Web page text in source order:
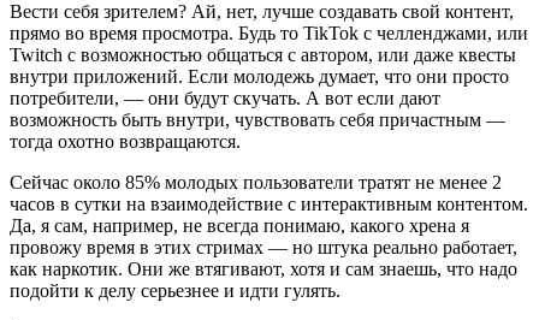
Вести себя зрителем? Ай, нет, лучше создавать свой контент,
прямо во время просмотра. Будь то TikTok с челленджами, или
Twitch с возможностью общаться с автором, или даже квесты
внутри приложений. Если молодежь думает, что они просто
потребители, — они будут скучать. А вот если дают
возможность быть внутри, чувствовать себя причастным —
тогда охотно возвращаются.
Сейчас около 85% молодых пользователи тратят не менее 2
часов в сутки на взаимодействие с интерактивным контентом.
Да, я сам, например, не всегда понимаю, какого хрена я
провожу время в этих стримах — но штука реально работает,
как наркотик. Они же втягивают, хотя и сам знаешь, что надо
подойти к делу серьезнее и идти гулять.